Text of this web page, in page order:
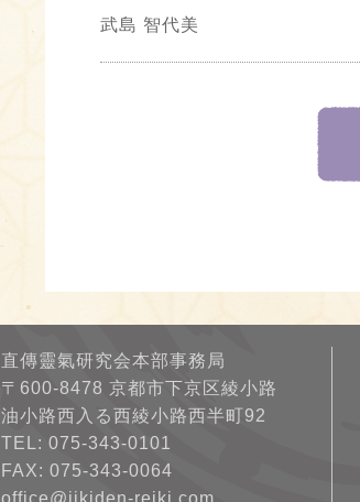
武島 智代美
直傳靈氣研究会本部事務局
〒600-8478 京都市下京区綾小路
油小路西入る西綾小路西半町92
TEL: 075-343-0101
FAX: 075-343-0064
office@jikiden-reiki.com